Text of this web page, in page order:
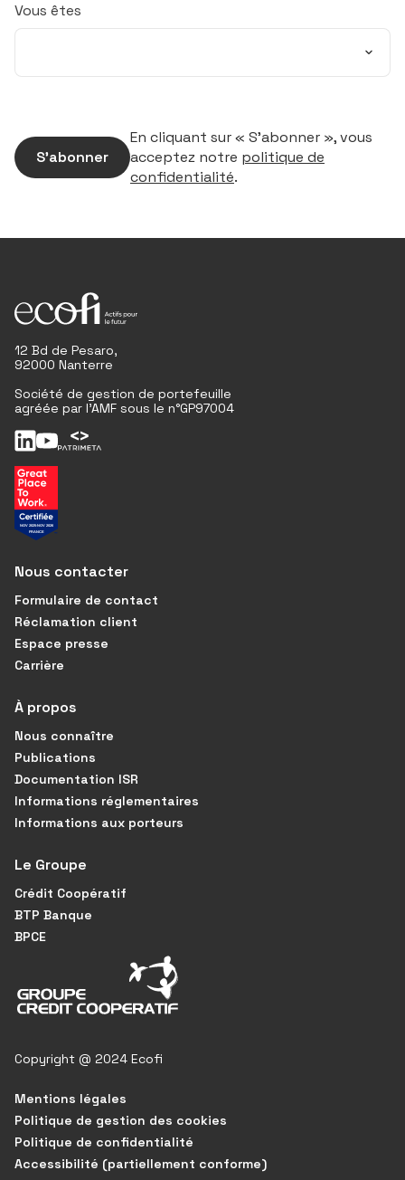
Vous êtes
S’abonner
En cliquant sur « S’abonner », vous
acceptez notre politique de
confidentialité.
12 Bd de Pesaro,
92000 Nanterre
Société de gestion de portefeuille
agréée par l'AMF sous le n°GP97004
Nous contacter
Formulaire de contact
Réclamation client
Espace presse
Carrière
À propos
Nous connaître
Publications
Documentation ISR
Informations réglementaires
Informations aux porteurs
Le Groupe
Crédit Coopératif
BTP Banque
BPCE
Copyright @ 2024 Ecofi
Mentions légales
Politique de gestion des cookies
Politique de confidentialité
Accessibilité (partiellement conforme)